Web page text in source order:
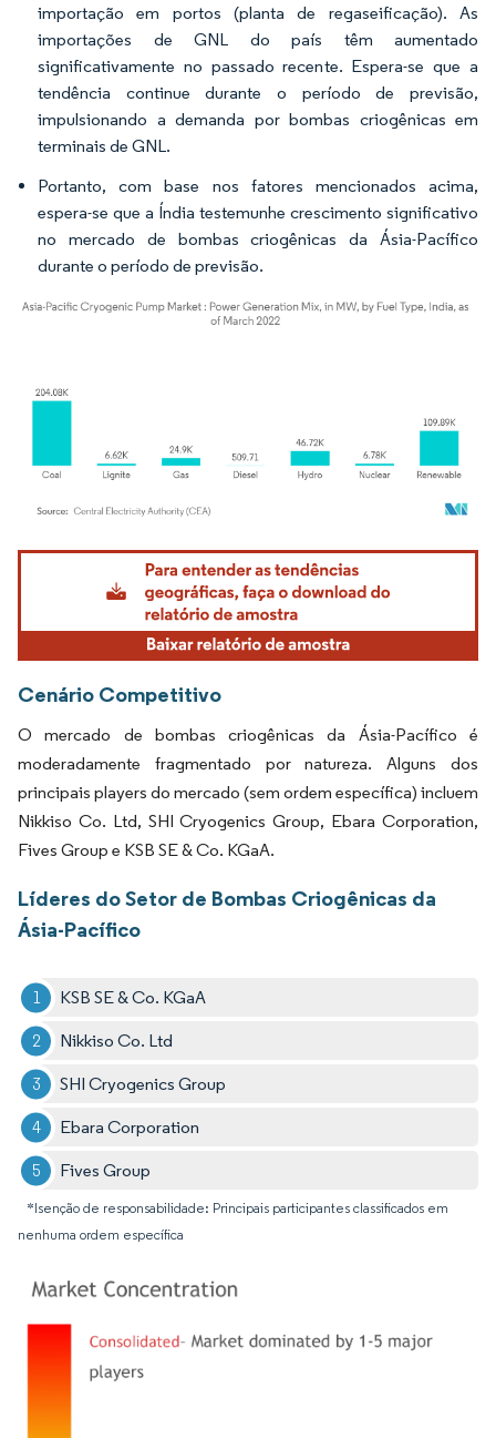
importação em portos (planta de regaseificação). As
importações de GNL do país têm aumentado
significativamente no passado recente. Espera-se que a
tendência continue durante o período de previsão,
impulsionando a demanda por bombas criogênicas em
terminais de GNL.
Portanto, com base nos fatores mencionados acima,
espera-se que a Índia testemunhe crescimento significativo
no mercado de bombas criogênicas da Ásia-Pacífico
durante o período de previsão.
Imagem © Mordor Intelligence. O reuso requer atribuição conforme CC BY 4.0.
Cenário Competitivo
O mercado de bombas criogênicas da Ásia-Pacífico é
moderadamente fragmentado por natureza. Alguns dos
principais players do mercado (sem ordem específica) incluem
Nikkiso Co. Ltd, SHI Cryogenics Group, Ebara Corporation,
Fives Group e KSB SE & Co. KGaA.
Líderes do Setor de Bombas Criogênicas da
Ásia-Pacífico
KSB SE & Co. KGaA
Nikkiso Co. Ltd
SHI Cryogenics Group
Ebara Corporation
Fives Group
*Isenção de responsabilidade: Principais participantes classificados em
nenhuma ordem específica